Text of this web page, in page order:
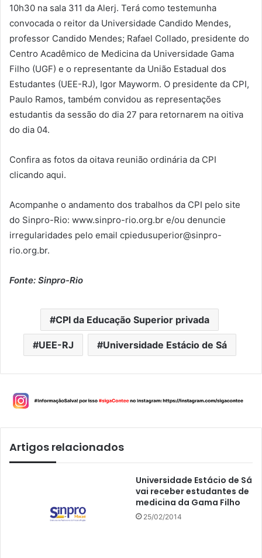
10h30 na sala 311 da Alerj. Terá como testemunha
convocada o reitor da Universidade Candido Mendes,
professor Candido Mendes; Rafael Collado, presidente do
Centro Acadêmico de Medicina da Universidade Gama
Filho (UGF) e o representante da União Estadual dos
Estudantes (UEE-RJ), Igor Mayworm. O presidente da CPI,
Paulo Ramos, também convidou as representações
estudantis da sessão do dia 27 para retornarem na oitiva
do dia 04.
Confira as fotos da oitava reunião ordinária da CPI
clicando aqui.
Acompanhe o andamento dos trabalhos da CPI pelo site
do Sinpro-Rio: www.sinpro-rio.org.br e/ou denuncie
irregularidades pelo email cpiedusuperior@sinpro-
rio.org.br.
Fonte: Sinpro-Rio
CPI da Educação Superior privada
UEE-RJ Universidade Estácio de Sá
Artigos relacionados
Universidade Estácio de Sá
vai receber estudantes de
medicina da Gama Filho
25/02/2014